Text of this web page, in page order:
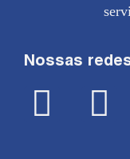
Nossas